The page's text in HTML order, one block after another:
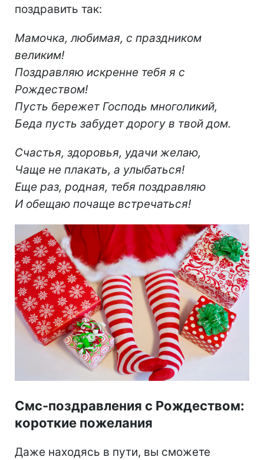
поздравить так:
Мамочка, любимая, с праздником
великим!
Поздравляю искренне тебя я с
Рождеством!
Пусть бережет Господь многоликий,
Беда пусть забудет дорогу в твой дом.
Счастья, здоровья, удачи желаю,
Чаще не плакать, а улыбаться!
Еще раз, родная, тебя поздравляю
И обещаю почаще встречаться!
Смс-поздравления с Рождеством:
короткие пожелания
Даже находясь в пути, вы сможете